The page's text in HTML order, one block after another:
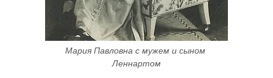
Мария Павловна с мужем и сыном
Леннартом